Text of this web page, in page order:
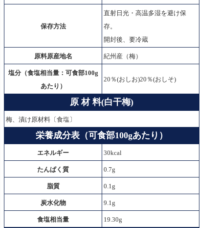
保存方法
直射日光・高温多湿を避け保
存。
開封後、要冷蔵
原料原産地名 紀州産（梅）
塩分（食塩相当量：可食部100g
あたり）
20％(おしお)20％(おしそ)
原 材 料(白干梅)
梅、漬け原材料〔食塩〕
栄養成分表（可食部100gあたり）
エネルギー 30kcal
たんぱく質 0.7g
脂質 0.1g
炭水化物 9.1g
食塩相当量 19.30g